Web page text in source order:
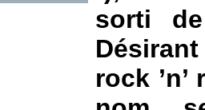
sorti
rock